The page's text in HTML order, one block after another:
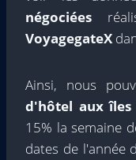
négociées
VoyagegateX
Ainsi, nous
d'hôtel aux îles
15% la semaine
dates de l'année